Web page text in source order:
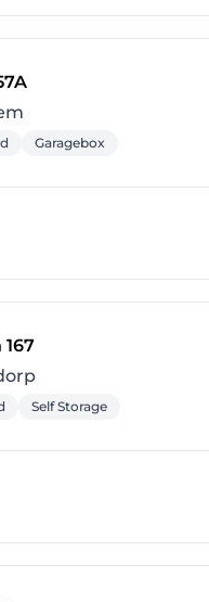
- Haarlem
Garagebox
167- Hoofddorp
Self Storage